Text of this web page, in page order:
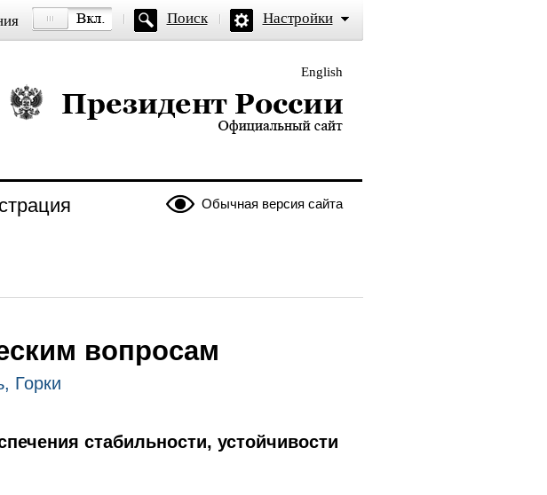
Поиск Настройки
English
Президент России — официальный сайт
Обычная версия сайта
вопросам
Горки
стабильности, устойчивости